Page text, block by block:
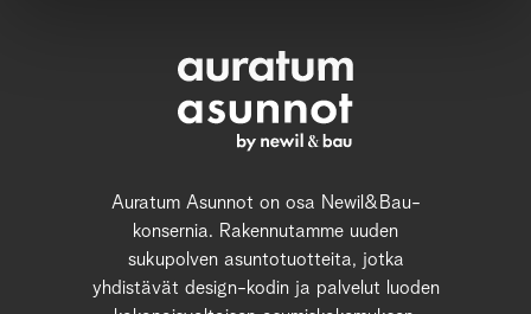
Auratum Asunnot on osa Newil&Bau-
konsernia. Rakennutamme uuden
sukupolven asuntotuotteita, jotka
yhdistävät design-kodin ja palvelut luoden